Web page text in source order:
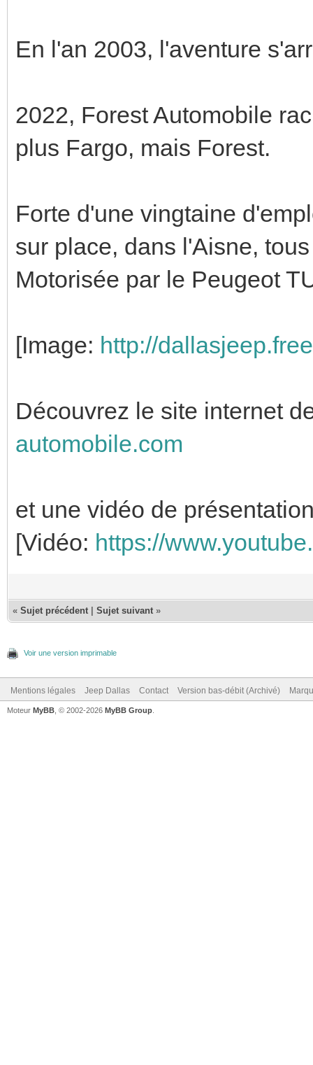
En l'an 2003, l'aventure
2022, Forest Automobile
plus Fargo, mais Forest.
Forte d'une vingtaine
sur place, dans l'Aisne,
Motorisée par le Peugeot
[Image: http://
Découvrez le site internet
automobile.com
et une vidéo de
[Vidéo: https://
« Sujet précédent | Sujet suivant »
Voir une version imprimable
Mentions légales Jeep Dallas Contact Version bas-débit (Archivé)
Moteur MyBB , © 2002-2026 MyBB Group